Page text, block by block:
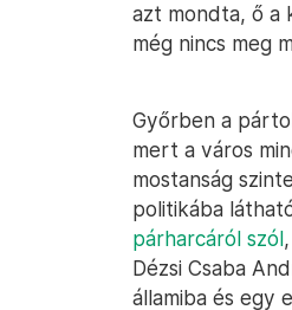
azt mondta, ő a
még nincs meg
Győrben a
mert a város
mostanság
politikába
párharcáról szól
Dézsi Csaba
államiba és egy